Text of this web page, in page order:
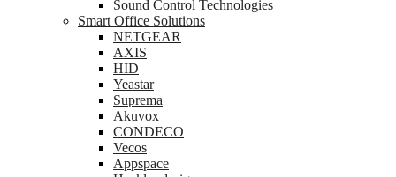
Sound Control Technologies
Smart Office Solutions
NETGEAR
AXIS
HID
Yeastar
Suprema
Akuvox
CONDECO
Vecos
Appspace